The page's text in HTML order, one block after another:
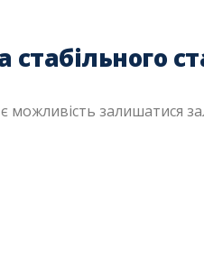
стабільного
можливість залишатися